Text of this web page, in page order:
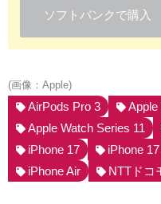
ソフトバンクで購入
(画像：Apple)
AirPods Pro 3 Apple
Apple Watch Series 11
iPhone 17
iPhone
iPhone Air
NTTドコ